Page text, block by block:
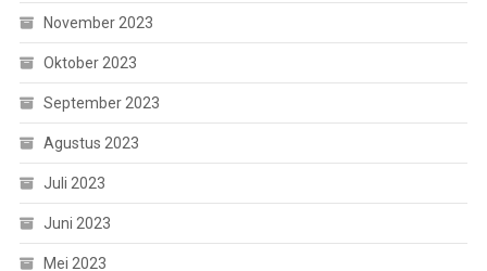
November 2023
Oktober 2023
September 2023
Agustus 2023
Juli 2023
Juni 2023
Mei 2023